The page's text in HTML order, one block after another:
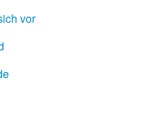
vor